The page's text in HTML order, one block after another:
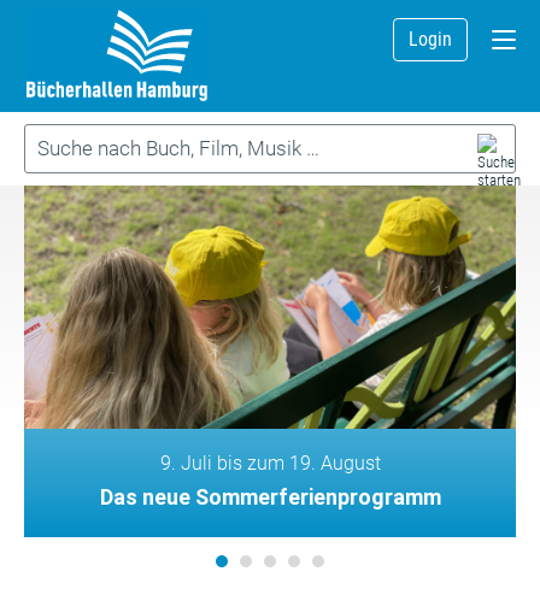
Login
9. Juli bis zum 19. August
Das neue Sommerferienprogramm